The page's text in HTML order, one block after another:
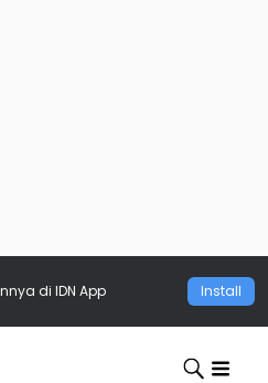
di IDN App Install